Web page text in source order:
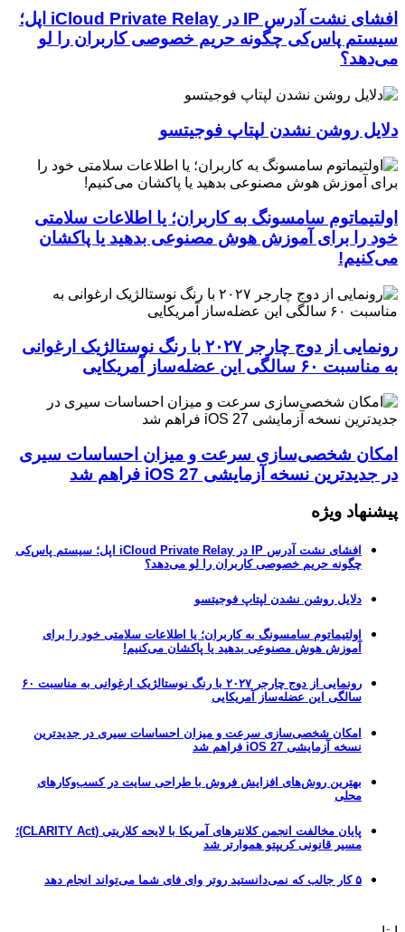
افشای نشت آدرس IP در iCloud Private Relay اپل؛
سیستم پاس‌کی چگونه حریم خصوصی کاربران را لو
می‌دهد؟
دلایل روشن نشدن لپتاپ فوجیتسو
اولتیماتوم سامسونگ به کاربران؛ یا اطلاعات سلامتی
خود را برای آموزش هوش مصنوعی بدهید یا پاکشان
می‌کنیم!
رونمایی از دوج چارجر ۲۰۲۷ با رنگ نوستالژیک ارغوانی
به مناسبت ۶۰ سالگی این عضله‌ساز آمریکایی
امکان شخصی‌سازی سرعت و میزان احساسات سیری
در جدیدترین نسخه آزمایشی iOS 27 فراهم شد
پیشنهاد ویژه
افشای نشت آدرس IP در iCloud Private Relay اپل؛ سیستم پاس‌کی
چگونه حریم خصوصی کاربران را لو می‌دهد؟
دلایل روشن نشدن لپتاپ فوجیتسو
اولتیماتوم سامسونگ به کاربران؛ یا اطلاعات سلامتی خود را برای
آموزش هوش مصنوعی بدهید یا پاکشان می‌کنیم!
رونمایی از دوج چارجر ۲۰۲۷ با رنگ نوستالژیک ارغوانی به مناسبت ۶۰
سالگی این عضله‌ساز آمریکایی
امکان شخصی‌سازی سرعت و میزان احساسات سیری در جدیدترین
نسخه آزمایشی iOS 27 فراهم شد
بهترین روش‌های افزایش فروش با طراحی سایت در کسب‌وکارهای
محلی
پایان مخالفت انجمن کلانترهای آمریکا با لایحه کلاریتی (CLARITY Act)؛
مسیر قانونی کریپتو هموارتر شد
۵ کار جالب که نمی‌دانستید روتر وای فای شما می‌تواند انجام دهد